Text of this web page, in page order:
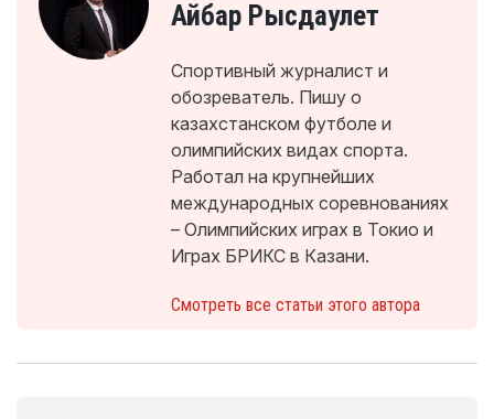
Айбар Рысдаулет
Спортивный журналист и
обозреватель. Пишу о
казахстанском футболе и
олимпийских видах спорта.
Работал на крупнейших
международных соревнованиях
– Олимпийских играх в Токио и
Играх БРИКС в Казани.
Смотреть все статьи этого автора